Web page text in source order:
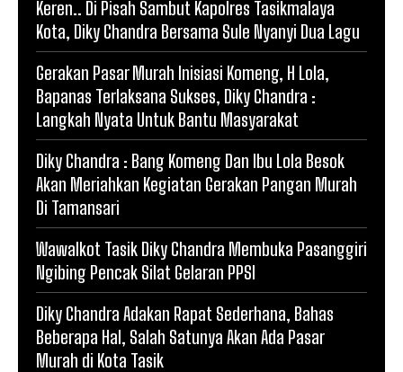
Keren.. Di Pisah Sambut Kapolres Tasikmalaya
Kota, Diky Chandra Bersama Sule Nyanyi Dua Lagu
Gerakan Pasar Murah Inisiasi Komeng, H Lola,
Bapanas Terlaksana Sukses, Diky Chandra :
Langkah Nyata Untuk Bantu Masyarakat
Diky Chandra : Bang Komeng Dan Ibu Lola Besok
Akan Meriahkan Kegiatan Gerakan Pangan Murah
Di Tamansari
Wawalkot Tasik Diky Chandra Membuka Pasanggiri
Ngibing Pencak Silat Gelaran PPSI
Diky Chandra Adakan Rapat Sederhana, Bahas
Beberapa Hal, Salah Satunya Akan Ada Pasar
Murah di Kota Tasik